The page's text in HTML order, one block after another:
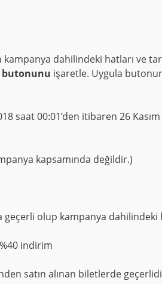
dahilindeki hatları ve
butonunu işaretle. Uygula
saat 00:01’den itibaren 26
kapsamında değildir.)
geçerli olup kampanya
indirim
satın alınan biletlerde